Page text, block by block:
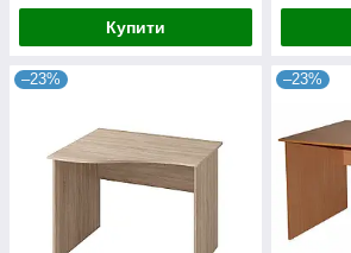
Купити
–23% –23%